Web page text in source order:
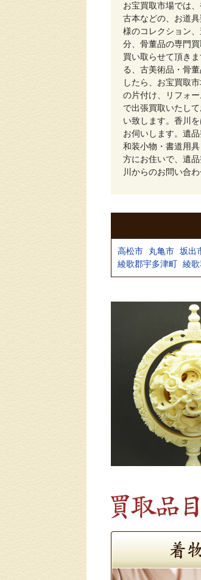
お宝買取市場では
古本などの、お道
様のコレクション
分、骨董品の専門
買い取らせて頂き
る、古美術品・骨
したら、お宝買取
の片付け、リフォ
で出張買取いたし
い致します。香川
お伺いします。遺
和装小物・書道用
方にお住いで、遺
川からのお問い合
高松市 丸亀市 坂出
綾歌郡宇多津町 綾